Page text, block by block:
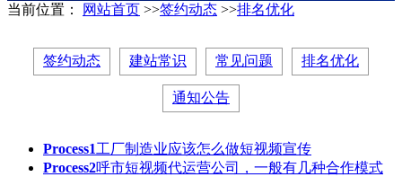
当前位置：
网站首页 >>签约动态 >>排名优化
签约动态 建站常识 常见问题 排名优化
通知公告
Process1工厂制造业应该怎么做短视频宣传
Process2呼市短视频代运营公司，一般有几种合作模式